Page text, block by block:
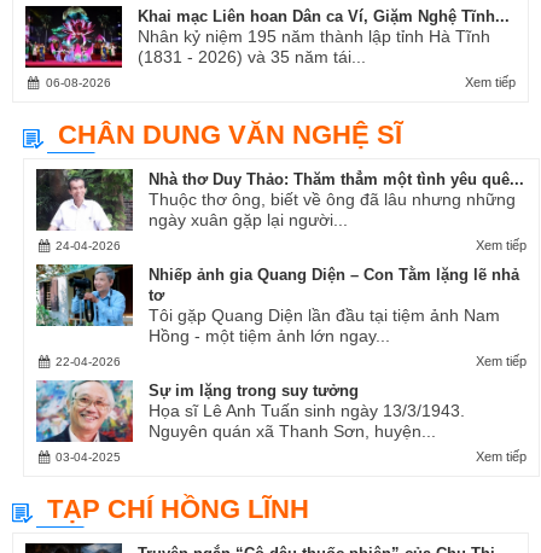
Khai mạc Liên hoan Dân ca Ví, Giặm Nghệ Tĩnh...
Nhân kỷ niệm 195 năm thành lập tỉnh Hà Tĩnh
(1831 - 2026) và 35 năm tái...
Xem tiếp
06-08-2026
CHÂN DUNG VĂN NGHỆ SĨ
Nhà thơ Duy Thảo: Thăm thẳm một tình yêu quê...
Thuộc thơ ông, biết về ông đã lâu nhưng những
ngày xuân gặp lại người...
Xem tiếp
24-04-2026
Nhiếp ảnh gia Quang Diện – Con Tằm lặng lẽ nhả
tơ
Tôi gặp Quang Diện lần đầu tại tiệm ảnh Nam
Hồng - một tiệm ảnh lớn ngay...
Xem tiếp
22-04-2026
Sự im lặng trong suy tưởng
Họa sĩ Lê Anh Tuấn sinh ngày 13/3/1943.
Nguyên quán xã Thanh Sơn, huyện...
Xem tiếp
03-04-2025
TẠP CHÍ HỒNG LĨNH